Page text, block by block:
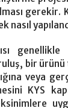
gerekir.
genellikle
bir
veya
KYS